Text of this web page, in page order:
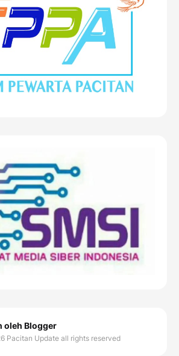
oleh Blogger
Pacitan Update all rights reserved